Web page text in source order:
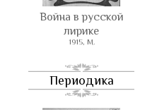
Война в русской
лирике
1915, М.
Периодика